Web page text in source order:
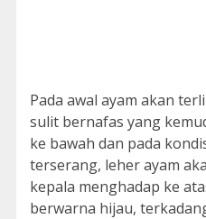
Pada awal ayam akan
sulit bernafas yang
ke bawah dan pada
terserang, leher ayam
kepala menghadap ke
berwarna hijau,